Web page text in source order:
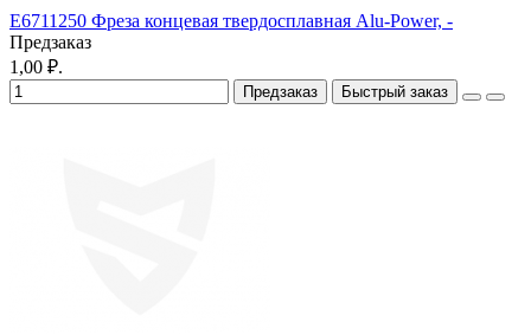
E6711250 Фреза концевая твердосплавная Alu-Power, -
Предзаказ
1,00 ₽.
Предзаказ Быстрый заказ